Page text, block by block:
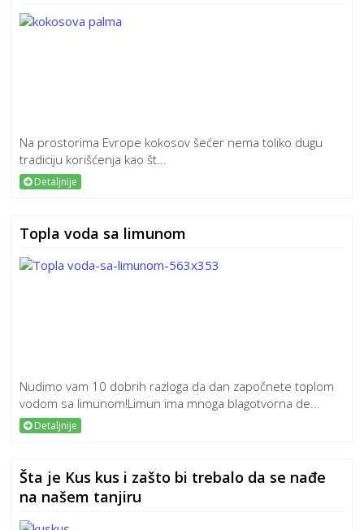
Na prostorima Evrope kokosov šećer nema toliko dugu
tradiciju korišćenja kao št...
Detaljnije
Topla voda sa limunom
Nudimo vam 10 dobrih razloga da dan započnete toplom
vodom sa limunom!Limun ima mnoga blagotvorna de...
Detaljnije
Šta je Kus kus i zašto bi trebalo da se nađe
na našem tanjiru